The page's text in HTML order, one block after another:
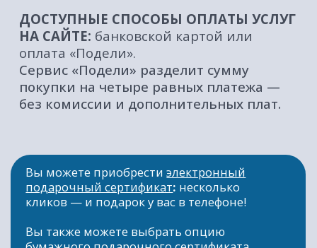
КОНТАКТЫ
ИП. ТОЛСТОВА А.С
ИНН 222179221733
Политика конфиденциальности